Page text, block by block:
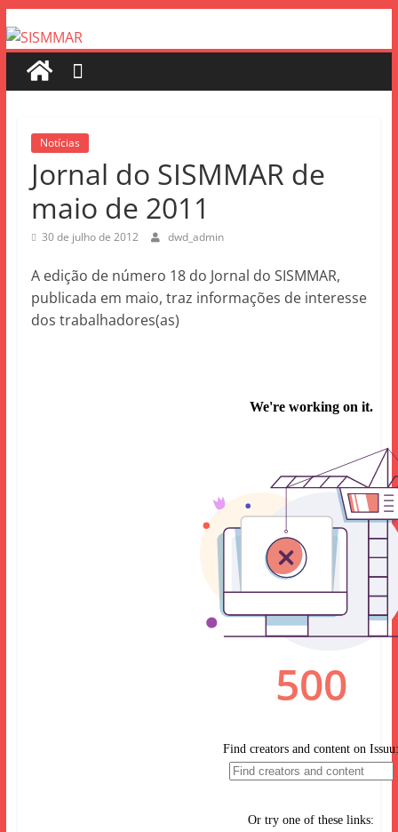
Notícias
Jornal do SISMMAR de
maio de 2011
30 de julho de 2012 dwd_admin
A edição de número 18 do Jornal do SISMMAR,
publicada em maio, traz informações de interesse
dos trabalhadores(as)